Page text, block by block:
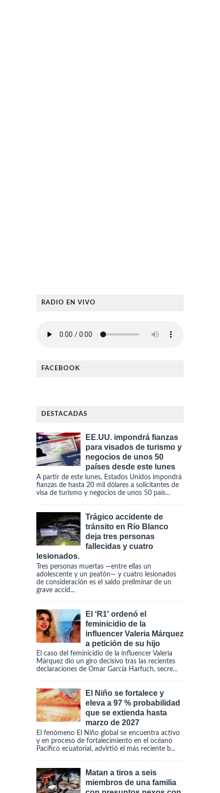
RADIO EN VIVO
FACEBOOK
DESTACADAS
EE.UU. impondrá fianzas
para visados de turismo y
negocios de unos 50
países desde este lunes
A partir de este lunes, Estados Unidos impondrá
fianzas de hasta 20 mil dólares a solicitantes de
visa de turismo y negocios de unos 50 país...
Trágico accidente de
tránsito en Río Blanco
deja tres personas
fallecidas y cuatro
lesionados.
Tres personas muertas —entre ellas un
adolescente y un peatón— y cuatro lesionados
de consideración es el saldo preliminar de un
grave accid...
El ‘R1′ ordenó el
feminicidio de la
influencer Valeria Márquez
a petición de su hijo
El caso del feminicidio de la influencer Valeria
Márquez dio un giro decisivo tras las recientes
declaraciones de Omar García Harfuch, secre...
El Niño se fortalece y
eleva a 97 % probabilidad
que se extienda hasta
marzo de 2027
El fenómeno El Niño global se encuentra activo
y en proceso de fortalecimiento en el océano
Pacífico ecuatorial, advirtió el más reciente b...
Matan a tiros a seis
miembros de una familia